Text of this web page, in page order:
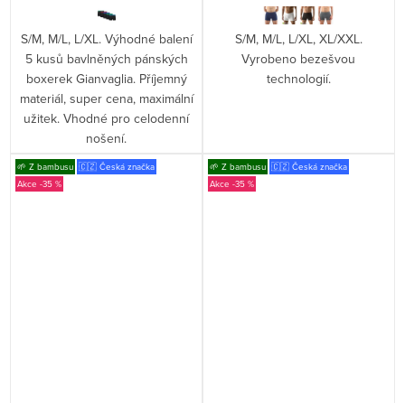
S/M, M/L, L/XL. Výhodné balení
5 kusů bavlněných pánských
boxerek Gianvaglia. Příjemný
materiál, super cena, maximální
užitek. Vhodné pro celodenní
nošení.
S/M, M/L, L/XL, XL/XXL.
Vyrobeno bezešvou
technologií.
🌱 Z bambusu 🇨🇿 Česká značka
-35 %
🌱 Z bambusu 🇨🇿 Česká značka
-35 %